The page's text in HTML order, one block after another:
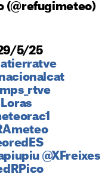
(@refugimeteo)
5/25
@XFreixes